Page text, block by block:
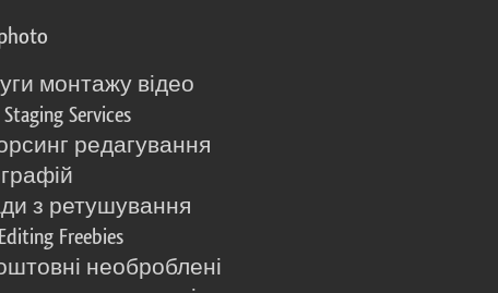
монтажу відео
Services
редагування
з ретушування
Freebies
необроблені